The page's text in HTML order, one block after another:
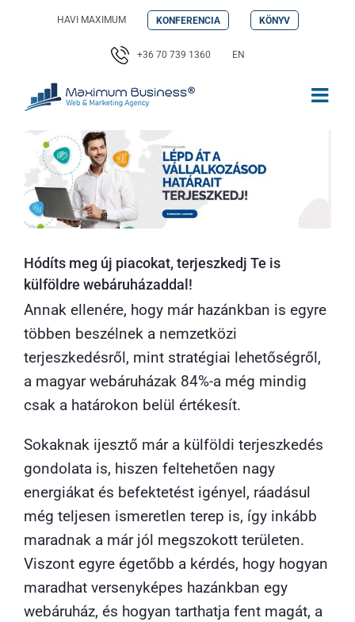
HAVI MAXIMUM KONFERENCIA KÖNYV
+36 70 739 1360 EN
Hódíts meg új piacokat, terjeszkedj Te is
külföldre webáruházaddal!
Annak ellenére, hogy már hazánkban is egyre
többen beszélnek a nemzetközi
terjeszkedésről, mint stratégiai lehetőségről,
a magyar webáruházak 84%-a még mindig
csak a határokon belül értékesít.
Sokaknak ijesztő már a külföldi terjeszkedés
gondolata is, hiszen feltehetően nagy
energiákat és befektetést igényel, ráadásul
még teljesen ismeretlen terep is, így inkább
maradnak a már jól megszokott területen.
Viszont egyre égetőbb a kérdés, hogy hogyan
maradhat versenyképes hazánkban egy
webáruház, és hogyan tarthatja fent magát, a